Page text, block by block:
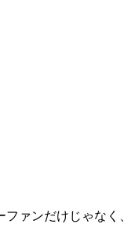
ァンだけじゃな